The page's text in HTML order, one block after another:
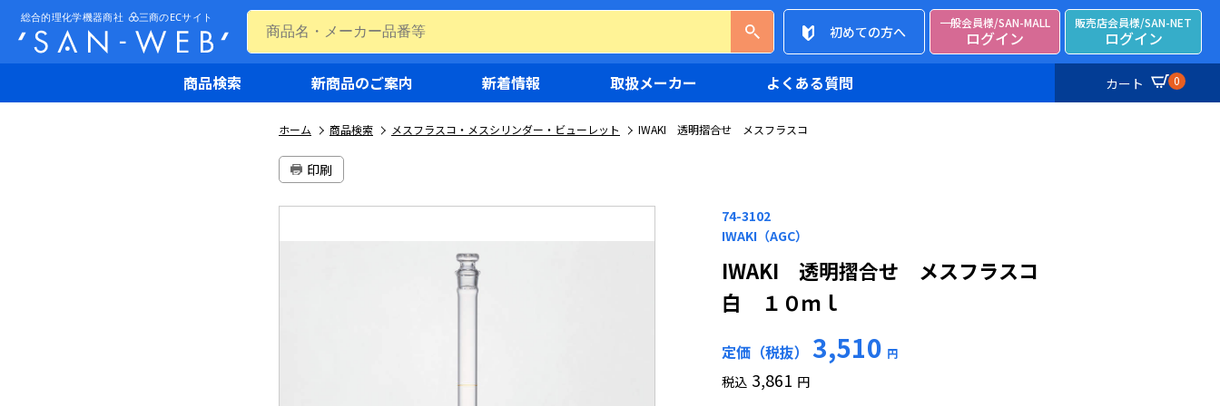
初めての方へ
一般会員様/SAN-MALL
ログイン
販売店会員様/SAN-NET
ログイン
カート 0
商品検索 新商品のご案内 新着情報 取扱メーカー よくある質問
ホーム 商品検索 メスフラスコ・メスシリンダー・ビューレット IWAKI 透明摺合せ メスフラスコ
印刷
74-3102
IWAKI（AGC）
IWAKI 透明摺合せ メスフラスコ
白 １０ｍｌ
定価（税抜） 3,510 円
税込 3,861 円